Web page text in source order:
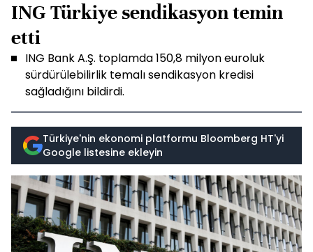
ING Türkiye sendikasyon temin
etti
ING Bank A.Ş. toplamda 150,8 milyon euroluk
sürdürülebilirlik temalı sendikasyon kredisi
sağladığını bildirdi.
Türkiye'nin ekonomi platformu Bloomberg HT'yi
Google listesine ekleyin